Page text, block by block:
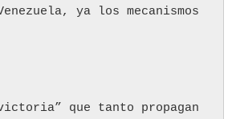
ya los mecanismos
que tanto propagan